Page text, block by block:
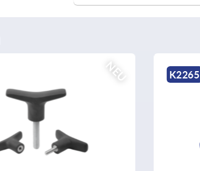
NEU K0681